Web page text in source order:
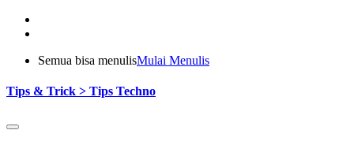
Semua bisa menulisMulai Menulis
Tips & Trick > Tips Techno